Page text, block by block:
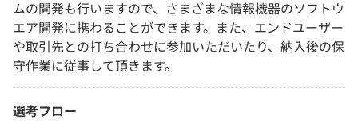
ムの開発も行いますので、さまざまな情報機器のソフトウ
エア開発に携わることができます。また、エンドユーザー
や取引先との打ち合わせに参加いただいたり、納入後の保
守作業に従事して頂きます。
選考フロー